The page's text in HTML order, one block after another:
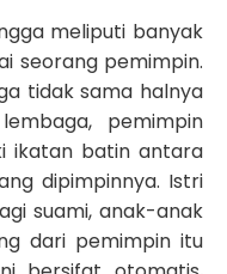
meliputi banyak
seorang pemimpin.
tidak sama halnya
pemimpin
ikatan batin antara
dipimpinnya. Istri
suami, anak-anak
dari pemimpin itu